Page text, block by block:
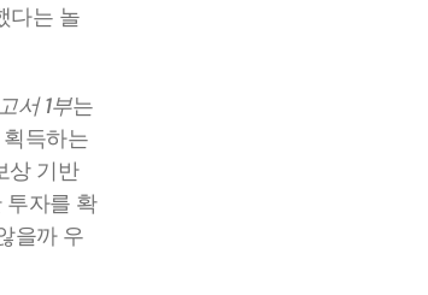
다는 놀
서 1부는
득하는
상 기반
투자를 확
을까 우